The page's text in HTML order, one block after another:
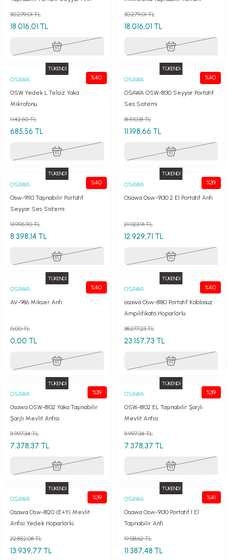
18.016,01 TL
30.279,01 TL
18.016,01 TL
30.279,01 TL
TÜKENDİ
%40
OSAWA
OSW Yedek L Telsiz Yaka
Mikrofonu
685,56 TL
1.142,60 TL
TÜKENDİ
%40
OSAWA
OSAWA OSW-8130 Seyyar Portatif
Ses Sistemi
11.198,66 TL
18.510,18 TL
TÜKENDİ
%40
OSAWA
Osw-9110 Taşınabilir Portatif
Seyyar Ses Sistemi
8.398,14 TL
13.996,90 TL
TÜKENDİ
%39
OSAWA
Osawa Osw-9130 2 El Portatif Anfi
12.929,71 TL
21.023,91 TL
TÜKENDİ
%40
OSAWA
AV-986 Mikser Anfi
0,00 TL
0,00 TL
TÜKENDİ
%40
OSAWA
osawa Osw-8180 Portatif Kablosuz
Ampilifikatö Hoparlörlü
23.157,73 TL
38.277,23 TL
TÜKENDİ
%39
OSAWA
0sawa OSW-8102 Yaka Taşınabilir
Şarjlı Mevlit Anfisi
7.378,37 TL
11.997,34 TL
TÜKENDİ
%39
OSAWA
OSW-8102 EL Taşınabilir Şarjlı
Mevlit Anfisi
7.378,37 TL
11.997,34 TL
TÜKENDİ
%39
OSAWA
Osawa Osw-8120 (E+Y) Mevlit
Anfisi Yedek Hoparlörlü
13.939,77 TL
22.852,08 TL
TÜKENDİ
%41
OSAWA
Osawa Osw-9130 Portatif 1 El
Taşınabilir Anfi
11.387,48 TL
19.138,62 TL